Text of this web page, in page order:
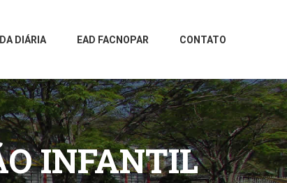
DIÁRIA EAD FACNOPAR CONTATO
INFANTIL